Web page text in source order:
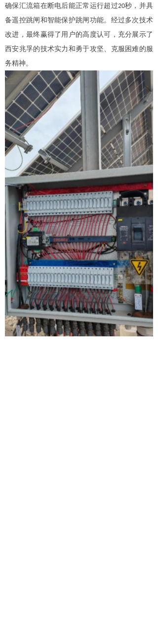
确保汇流箱在断电后能正常运行超过20秒，并具
备遥控跳闸和智能保护跳闸功能。经过多次技术
改进，最终赢得了用户的高度认可，充分展示了
西安兆孚的技术实力和勇于攻坚、克服困难的服
务精神。